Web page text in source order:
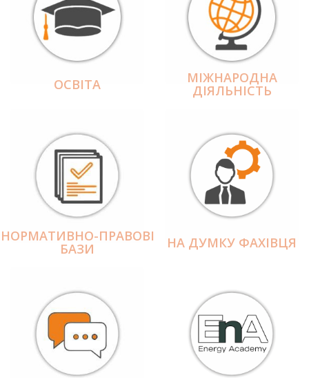
ОСВІТА МІЖНАРОДНА
ДІЯЛЬНІCТЬ
НОРМАТИВНО-ПРАВОВІ
БАЗИ НА ДУМКУ ФАХІВЦЯ